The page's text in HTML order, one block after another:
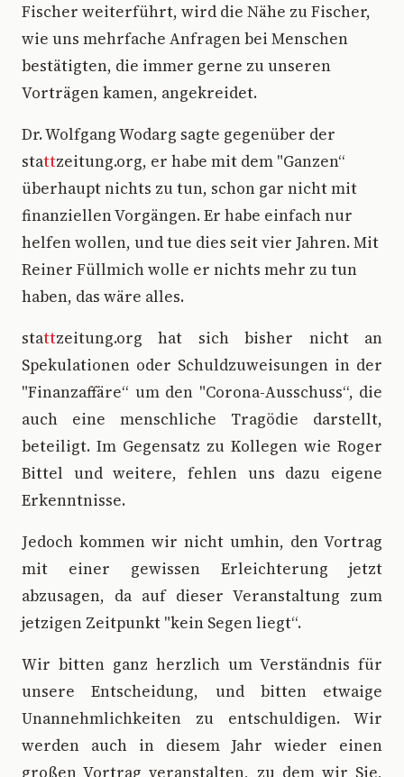
Fischer weiterführt, wird die Nähe zu Fischer,
wie uns mehrfache Anfragen bei Menschen
bestätigten, die immer gerne zu unseren
Vorträgen kamen, angekreidet.
Dr. Wolfgang Wodarg sagte gegenüber der
stattzeitung.org, er habe mit dem "Ganzen“
überhaupt nichts zu tun, schon gar nicht mit
finanziellen Vorgängen. Er habe einfach nur
helfen wollen, und tue dies seit vier Jahren. Mit
Reiner Füllmich wolle er nichts mehr zu tun
haben, das wäre alles.
stattzeitung.org hat sich bisher nicht an
Spekulationen oder Schuldzuweisungen in der
"Finanzaffäre“ um den "Corona-Ausschuss“, die
auch eine menschliche Tragödie darstellt,
beteiligt. Im Gegensatz zu Kollegen wie Roger
Bittel und weitere, fehlen uns dazu eigene
Erkenntnisse.
Jedoch kommen wir nicht umhin, den Vortrag
mit einer gewissen Erleichterung jetzt
abzusagen, da auf dieser Veranstaltung zum
jetzigen Zeitpunkt "kein Segen liegt“.
Wir bitten ganz herzlich um Verständnis für
unsere Entscheidung, und bitten etwaige
Unannehmlichkeiten zu entschuldigen. Wir
werden auch in diesem Jahr wieder einen
großen Vortrag veranstalten, zu dem wir Sie,